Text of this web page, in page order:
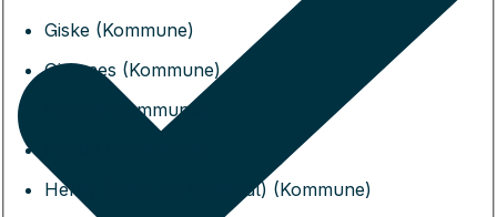
Giske (Kommune)
Gjemnes (Kommune)
Haram (Kommune)
Herøy (Møre og Romsdal) (Kommune)